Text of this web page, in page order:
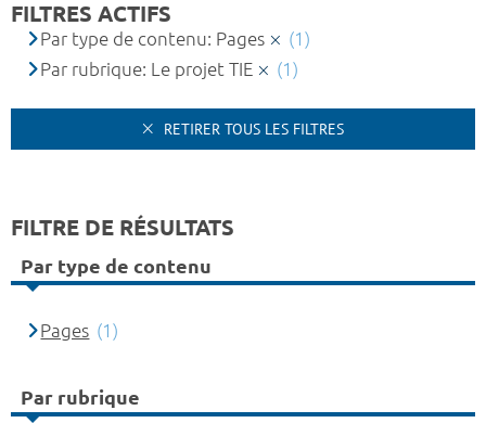
FILTRES ACTIFS
Par type de contenu: Pages
(1)
Par rubrique: Le projet TIE
(1)
RETIRER TOUS LES FILTRES
FILTRE DE RÉSULTATS
Par type de contenu
Pages (1)
Par rubrique